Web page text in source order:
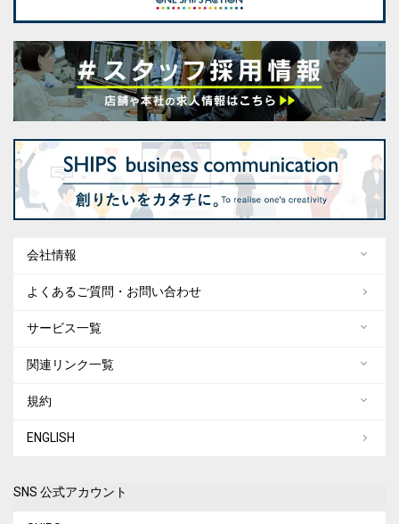
会社情報
よくあるご質問・お問い合わせ
サービス一覧
関連リンク一覧
規約
ENGLISH
SNS 公式アカウント